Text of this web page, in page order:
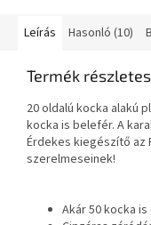
Leírás Hasonló (10)
Termék
20 oldalú kocka alakú
kocka is belefér. A
Érdekes kiegészítő az
szerelmeseinek!
Akár 50 kocka